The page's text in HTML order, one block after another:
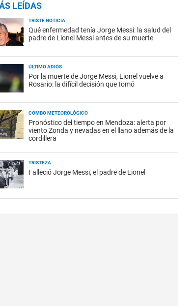
LEÍDAS
TRISTE NOTICIA
Qué enfermedad tenía Jorge Messi: la salud del
padre de Lionel Messi antes de su muerte
ÚLTIMO ADIÓS
Por la muerte de Jorge Messi, Lionel vuelve a
Rosario: la difícil decisión que tomó
COMBO METEOROLÓGICO
Pronóstico del tiempo en Mendoza: alerta por
viento Zonda y nevadas en el llano además de la
cordillera
TRISTEZA
Falleció Jorge Messi, el padre de Lionel